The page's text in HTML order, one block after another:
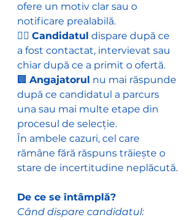
ofere un motiv clar sau o
notificare prealabilă.
🧍‍♀️ Candidatul dispare după ce
a fost contactat, intervievat sau
chiar după ce a primit o ofertă.
🏢 Angajatorul nu mai răspunde
după ce candidatul a parcurs
una sau mai multe etape din
procesul de selecție.
În ambele cazuri, cel care
rămâne fără răspuns trăiește o
stare de incertitudine neplăcută.
De ce se întâmplă?
Când dispare candidatul: